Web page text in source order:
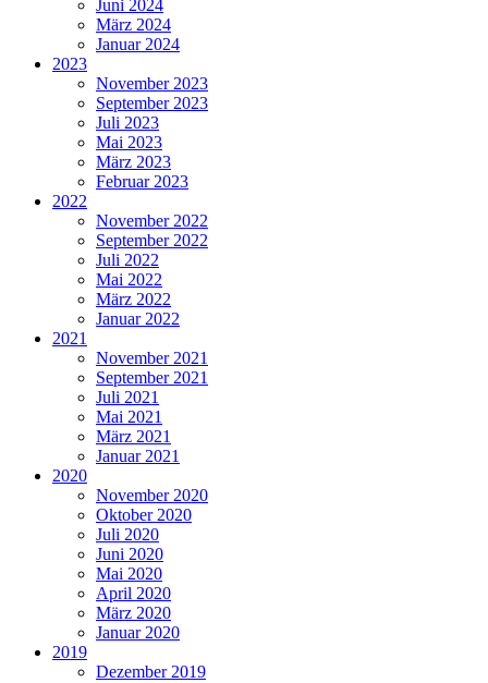
Juni 2024
März 2024
Januar 2024
2023
November 2023
September 2023
Juli 2023
Mai 2023
März 2023
Februar 2023
2022
November 2022
September 2022
Juli 2022
Mai 2022
März 2022
Januar 2022
2021
November 2021
September 2021
Juli 2021
Mai 2021
März 2021
Januar 2021
2020
November 2020
Oktober 2020
Juli 2020
Juni 2020
Mai 2020
April 2020
März 2020
Januar 2020
2019
Dezember 2019